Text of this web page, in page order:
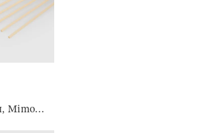
Mimosa